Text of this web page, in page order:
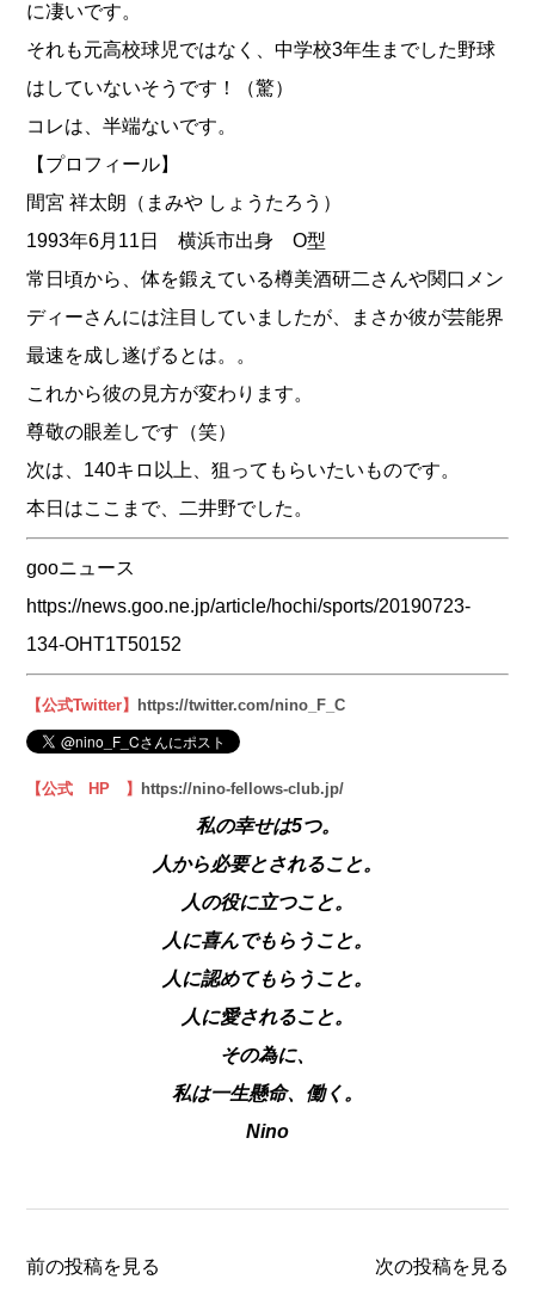
に凄いです。
それも元高校球児ではなく、中学校3年生までした野球
はしていないそうです！（驚）
コレは、半端ないです。
【プロフィール】
間宮 祥太朗（まみや しょうたろう）
1993年6月11日 横浜市出身 O型
常日頃から、体を鍛えている樽美酒研二さんや関口メン
ディーさんには注目していましたが、まさか彼が芸能界
最速を成し遂げるとは。。
これから彼の見方が変わります。
尊敬の眼差しです（笑）
次は、140キロ以上、狙ってもらいたいものです。
本日はここまで、二井野でした。
gooニュース
https://news.goo.ne.jp/article/hochi/sports/20190723-
134-OHT1T50152
【公式Twitter】 https://twitter.com/nino_F_C
【公式 HP 】 https://nino-fellows-club.jp/
私の幸せは5つ。
人から必要とされること。
人の役に立つこと。
人に喜んでもらうこと。
人に認めてもらうこと。
人に愛されること。
その為に、
私は一生懸命、働く。
Nino
前の投稿を見る 次の投稿を見る